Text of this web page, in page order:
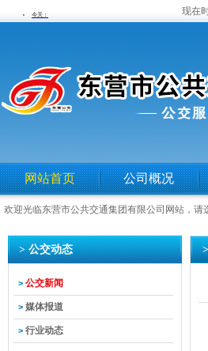
现在
网站首页 公司概况
欢迎光临东营市公共交通集团有限公司网站，请
> 公交动态
> 公交新闻
> 媒体报道
> 行业动态